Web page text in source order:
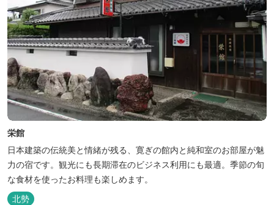
栄館
日本建築の伝統美と情緒が残る、寛ぎの館内と純和室のお部屋が魅
力の宿です。観光にも長期滞在のビジネス利用にも最適。季節の旬
な食材を使ったお料理も楽しめます。
北勢